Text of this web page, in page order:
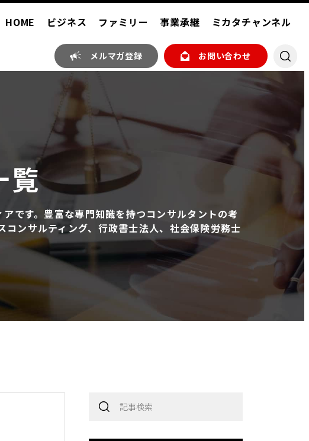
HOME ビジネス ファミリー 事業承継 ミカタチャンネル
メルマガ登録 お問い合わせ
覧
です。豊富な専門知識を持つコンサルタントの考
ンサルティング、行政書士法人、社会保険労務士